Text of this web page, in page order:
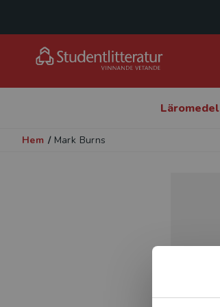
Läromedel
Hem / Mark Burns